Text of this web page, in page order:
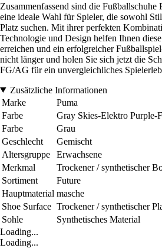
Zusammenfassend sind die
eine ideale Wahl für Spieler, die sowohl
Platz suchen. Mit ihrer perfekten
Technologie und Design helfen Ihnen
erreichen und ein erfolgreicher
nicht länger und holen Sie sich jetzt die
FG/AG für ein unvergleichliches
Zusätzliche Informationen
Marke
Puma
Farbe
Gray Skies-Elektro
Farbe
Grau
Geschlecht
Gemischt
Altersgruppe
Erwachsene
Merkmal
Trockener / synthetischer
Sortiment
Future
Hauptmaterial masche
Shoe Surface Trockener / synthetischer
Sohle
Synthetisches Material
Loading...
Loading...